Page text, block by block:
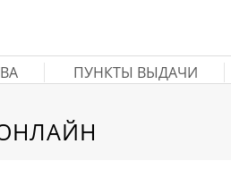
ПУНКТЫ ВЫДАЧИ